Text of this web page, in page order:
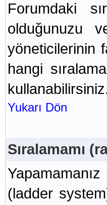
Forumdaki
olduğunuzu
yöneticilerinin
hangi
Yukarı Dön
Sıralamamı
(ladder